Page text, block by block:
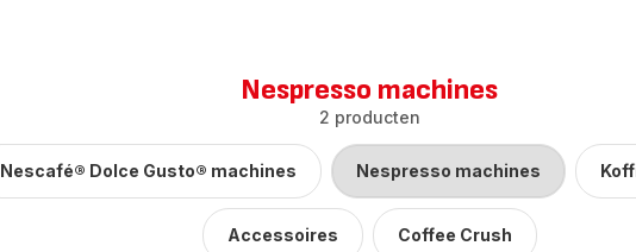
Nespresso machines
2 producten
Nescafé® Dolce Gusto® machines Nespresso machines
Accessoires Coffee Crush